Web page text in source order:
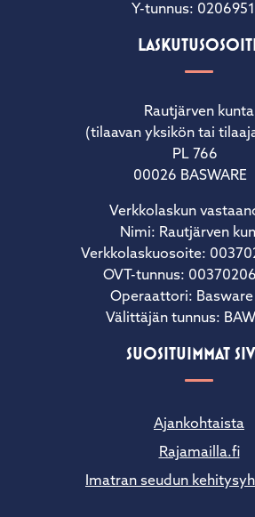
Y-tunnus:
Rautjärven kunta
(tilaavan yksikön tai
PL 766
00026
Verkkolaskun
Nimi: Rautjärven
Verkkolaskuosoite:
OVT-tunnus:
Operaattori:
Välittäjän tunnus:
SUOSITUIMMAT
Ajankohtaista
Rajamailla.fi
Imatran seudun